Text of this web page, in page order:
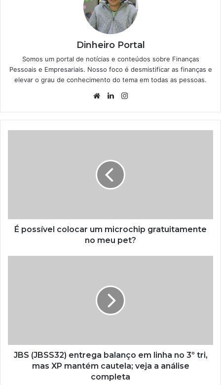
Dinheiro Portal
Somos um portal de notícias e conteúdos sobre Finanças
Pessoais e Empresariais. Nosso foco é desmistificar as finanças e
elevar o grau de conhecimento do tema em todas as pessoas.
WebsiteLinkedin
É possível colocar um microchip gratuitamente
no meu pet?
JBS (JBSS32) entrega balanço em linha no 3º tri,
mas XP mantém cautela; veja a análise
completa